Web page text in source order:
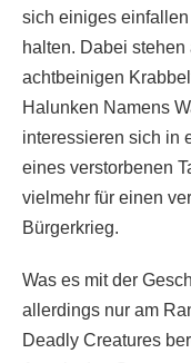
sich einiges
halten. Dabei
achtbeinigen
Halunken Namens
interessieren sich in
eines verstorbenen
vielmehr für einen
Bürgerkrieg.
Was es mit der
allerdings nur am
Deadly Creatures